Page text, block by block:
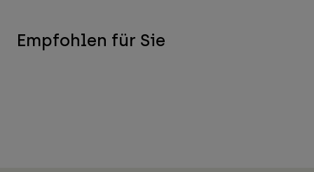
Empfohlen für Sie